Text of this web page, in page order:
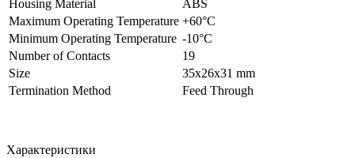
Housing Material
ABS
Maximum Operating Temperature +60°C
Minimum Operating Temperature -10°C
Number of Contacts
19
Size
35x26x31 mm
Termination Method
Feed Through
Характеристики